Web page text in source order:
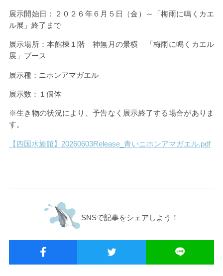
展示開始日：２０２６年６月５日（金）～「梅雨に鳴くカエ
ル展」終了まで
展示場所：本館棟１階 神無月の景横 「梅雨に鳴くカエル
展」ブース
展示種：ニホンアマガエル
展示数：１個体
※生き物の状況により、予告なく展示終了する場合がありま
す。
【四国水族館】20260603Release_青いニホンアマガエル.pdf
SNSで記事をシェアしよう！